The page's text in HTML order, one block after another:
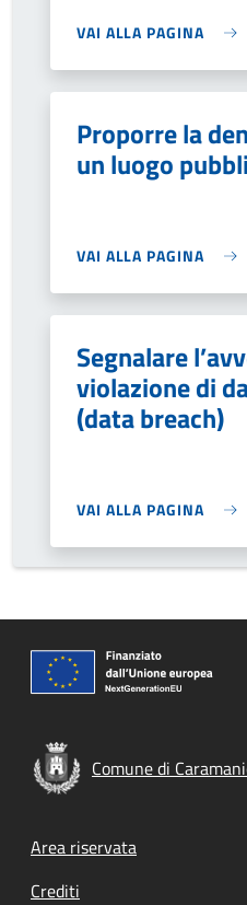
VAI ALLA PAGINA
Proporre la
un luogo
VAI ALLA PAGINA
Segnalare
violazione di
(data breach)
VAI ALLA PAGINA
Comune di
Footer menu
Area riservata
Crediti